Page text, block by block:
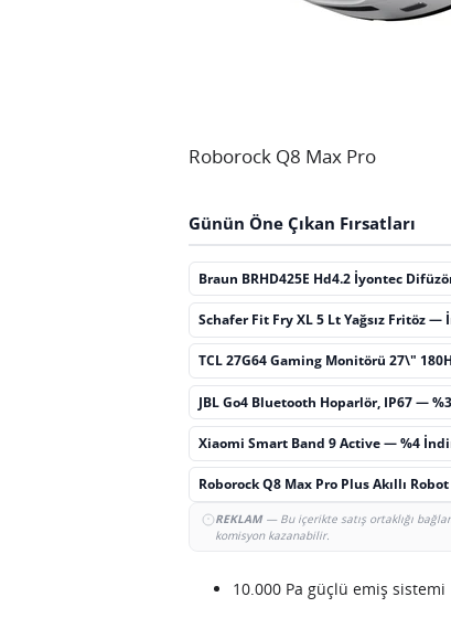
Roborock Q8 Max Pro
Günün Öne Çıkan Fırsatları
Braun BRHD425E Hd4.2 İyontec
Schafer Fit Fry XL 5 Lt Yağsız Fritöz —
TCL 27G64 Gaming Monitörü 27\"
JBL Go4 Bluetooth Hoparlör, IP67 —
Xiaomi Smart Band 9 Active — %4
Roborock Q8 Max Pro Plus Akıllı
REKLAM— Bu içerikte satış ortaklığı
komisyon kazanabilir.
10.000 Pa güçlü emiş sistemi